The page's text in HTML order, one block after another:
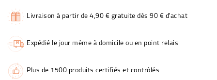
Livraison à partir de 4,90 € gratuite dès 90 € d'achat
Expédié le jour même à domicile ou en point relais
Plus de 1500 produits certifiés et contrôlés